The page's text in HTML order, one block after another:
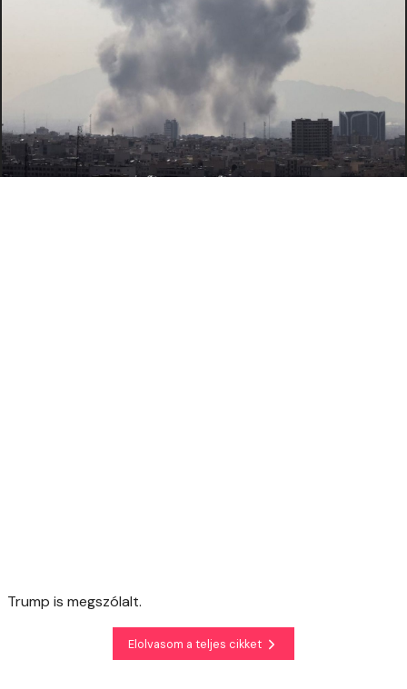
Trump is megszólalt.
Elolvasom a teljes cikket